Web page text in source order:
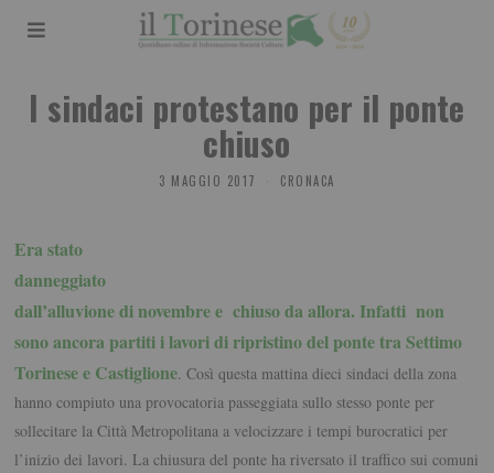
I sindaci protestano per il ponte
chiuso
3 MAGGIO 2017 CRONACA
Era stato
danneggiato
dall’alluvione di novembre e chiuso da allora. Infatti non
sono ancora partiti i lavori di ripristino del ponte tra Settimo
Torinese e Castiglione. Così questa mattina dieci sindaci della zona
hanno compiuto una provocatoria passeggiata sullo stesso ponte per
sollecitare la Città Metropolitana a velocizzare i tempi burocratici per
l’inizio dei lavori. La chiusura del ponte ha riversato il traffico sui comuni